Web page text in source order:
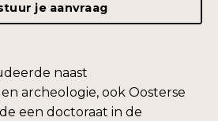
je aanvraag
naast
archeologie, ook Oosterse
een doctoraat in de